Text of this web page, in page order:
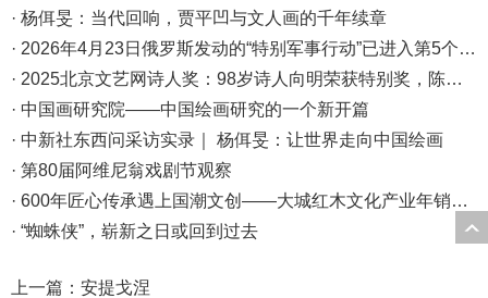
· 杨佴旻：当代回响，贾平凹与文人画的千年续章
· 2026年4月23日俄罗斯发动的“特别军事行动”已进入第5个年头，俄乌局势最新综述
· 2025北京文艺网诗人奖：98岁诗人向明荣获特别奖，陈东东荣获诗人奖，茱萸荣获年度诗人奖！
· 中国画研究院——中国绘画研究的一个新开篇
· 中新社东西问采访实录｜ 杨佴旻：让世界走向中国绘画
· 第80届阿维尼翁戏剧节观察
· 600年匠心传承遇上国潮文创——大城红木文化产业年销80亿的“火”与“活”
· “蜘蛛侠”，崭新之日或回到过去
上一篇： 安提戈涅